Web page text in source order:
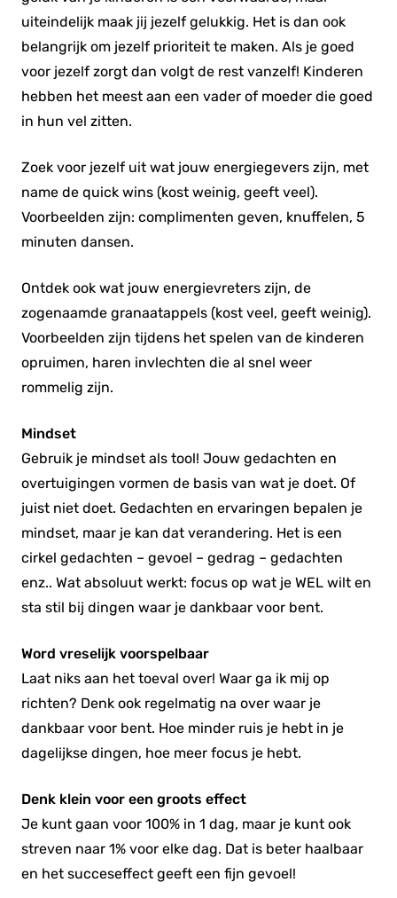
uiteindelijk maak jij jezelf gelukkig. Het is dan ook
belangrijk om jezelf prioriteit te maken. Als je goed
voor jezelf zorgt dan volgt de rest vanzelf! Kinderen
hebben het meest aan een vader of moeder die goed
in hun vel zitten.
Zoek voor jezelf uit wat jouw energiegevers zijn, met
name de quick wins (kost weinig, geeft veel).
Voorbeelden zijn: complimenten geven, knuffelen, 5
minuten dansen.
Ontdek ook wat jouw energievreters zijn, de
zogenaamde granaatappels (kost veel, geeft weinig).
Voorbeelden zijn tijdens het spelen van de kinderen
opruimen, haren invlechten die al snel weer
rommelig zijn.
Mindset
Gebruik je mindset als tool! Jouw gedachten en
overtuigingen vormen de basis van wat je doet. Of
juist niet doet. Gedachten en ervaringen bepalen je
mindset, maar je kan dat verandering. Het is een
cirkel gedachten – gevoel – gedrag – gedachten
enz.. Wat absoluut werkt: focus op wat je WEL wilt en
sta stil bij dingen waar je dankbaar voor bent.
Word vreselijk voorspelbaar
Laat niks aan het toeval over! Waar ga ik mij op
richten? Denk ook regelmatig na over waar je
dankbaar voor bent. Hoe minder ruis je hebt in je
dagelijkse dingen, hoe meer focus je hebt.
Denk klein voor een groots effect
Je kunt gaan voor 100% in 1 dag, maar je kunt ook
streven naar 1% voor elke dag. Dat is beter haalbaar
en het succeseffect geeft een fijn gevoel!